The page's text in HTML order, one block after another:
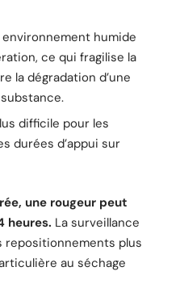
humide
ce qui fragilise la
la dégradation d’une
difficile pour les
durées d’appui sur
une rougeur peut
heures. La surveillance
plus
au séchage